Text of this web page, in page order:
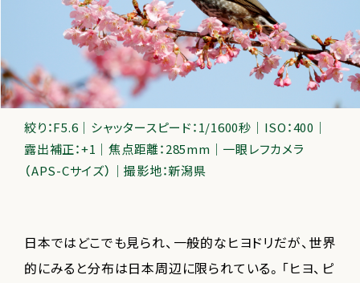
絞り：F5.6｜シャッタースピード：1/1600秒｜ISO：400｜
露出補正：+1｜焦点距離：285mm｜一眼レフカメラ
（APS-Cサイズ）｜撮影地：新潟県
日本ではどこでも見られ、一般的なヒヨドリだが、世界
的にみると分布は日本周辺に限られている。「ヒヨ、ピ